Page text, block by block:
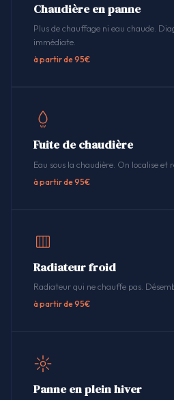
Chaudière en panne
Plus de chauffage ni eau chaude.
immédiate.
à partir de 95€
Fuite de chaudière
Eau sous la chaudière. On localise et
à partir de 95€
Radiateur froid
Radiateur qui ne chauffe pas.
à partir de 95€
Panne en plein hiver